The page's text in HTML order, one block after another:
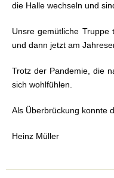
die Halle wechseln und
Unsre gemütliche
und dann jetzt am
Trotz der Pandemie, die
sich wohlfühlen.
Als Überbrückung konnte
Heinz Müller